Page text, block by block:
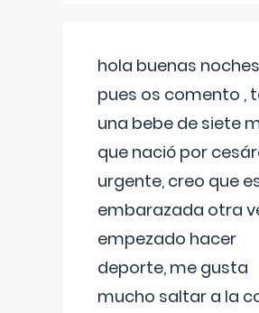
hola buenas
pues os comento ,
una bebe de siete
que nació por
urgente, creo que
embarazada otra
empezado hacer
deporte, me gusta
mucho saltar a la